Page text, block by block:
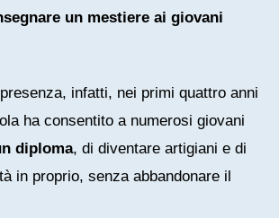
un mestiere ai giovani
infatti, nei primi quattro anni
ha consentito a numerosi giovani
diploma, di diventare artigiani e di
in proprio, senza abbandonare il